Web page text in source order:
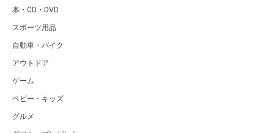
本・CD・DVD
スポーツ用品
自動車・バイク
アウトドア
ゲーム
ベビー・キッズ
グルメ